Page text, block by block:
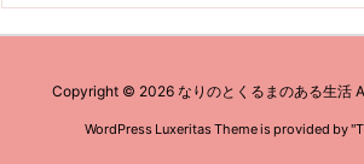
Copyright © 2026 なりのとくるまのある生活
WordPress Luxeritas Theme is provided by "